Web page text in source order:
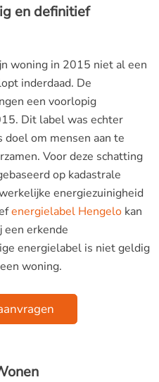
en definitief
woning in 2015 niet al een
inderdaad. De
een voorlopig
Dit label was echter
om mensen aan te
Voor deze schatting
op kadastrale
energiezuinigheid
energielabel Hengelo kan
een erkende
energielabel is niet geldig
woning.